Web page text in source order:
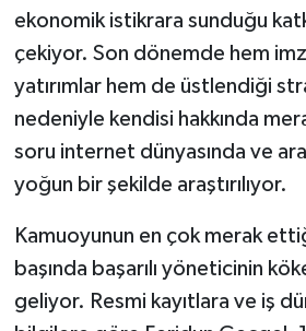
ekonomik istikrara sunduğu
çekiyor. Son dönemde hem
yatırımlar hem de üstlendiği
nedeniyle kendisi hakkında
soru internet dünyasında ve
yoğun bir şekilde araştırılıyor.
Kamuoyunun en çok merak
başında başarılı yöneticinin
geliyor. Resmi kayıtlara ve iş